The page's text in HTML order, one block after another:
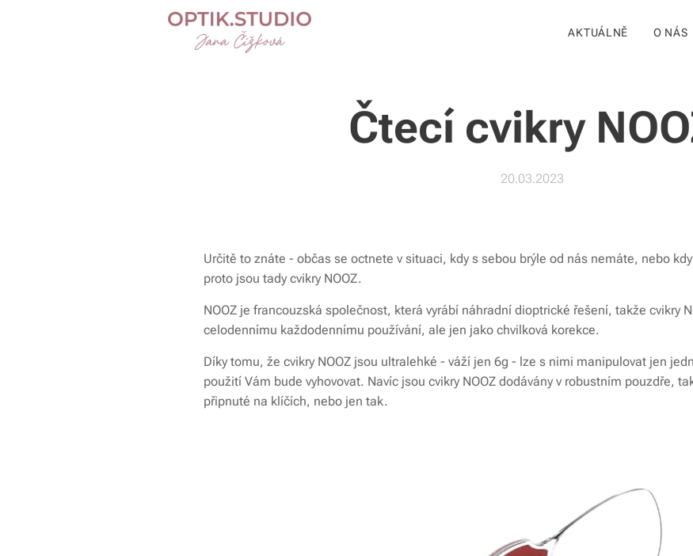
AKTUÁLNĚ O NÁS
Čtecí cvikry
20.03.2023
Určitě to znáte - občas se octnete v situaci, kdy s sebou brýle od nás nemáte, nebo
proto jsou tady cvikry NOOZ.
NOOZ je francouzská společnost, která vyrábí náhradní dioptrické řešení, takže cvikry
celodennímu každodennímu používání, ale jen jako chvilková korekce.
Díky tomu, že cvikry NOOZ jsou ultralehké - váží jen 6g - lze s nimi manipulovat jen
použití Vám bude vyhovovat. Navíc jsou cvikry NOOZ dodávány v robustním pouzdře,
připnuté na klíčích, nebo jen tak.